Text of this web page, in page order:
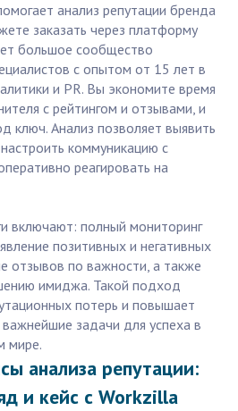
анализ репутации бренда
заказать через платформу
большое сообщество
с опытом от 15 лет в
и PR. Вы экономите время
с рейтингом и отзывами, и
ключ. Анализ позволяет выявить
коммуникацию с
реагировать на
включают: полный мониторинг
позитивных и негативных
отзывов по важности, а также
имиджа. Такой подход
потерь и повышает
задачи для успеха в
мире.
анализа репутации:
и кейс с Workzilla